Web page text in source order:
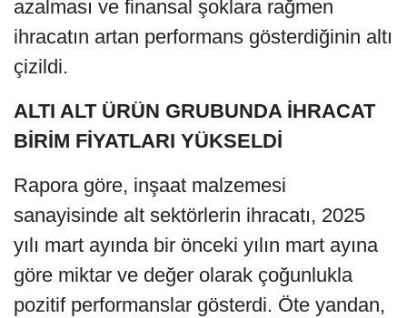
azalması ve finansal şoklara rağmen
ihracatın artan performans gösterdiğinin altı
çizildi.
ALTI ALT ÜRÜN GRUBUNDA İHRACAT
BİRİM FİYATLARI YÜKSELDİ
Rapora göre, inşaat malzemesi
sanayisinde alt sektörlerin ihracatı, 2025
yılı mart ayında bir önceki yılın mart ayına
göre miktar ve değer olarak çoğunlukla
pozitif performanslar gösterdi. Öte yandan,